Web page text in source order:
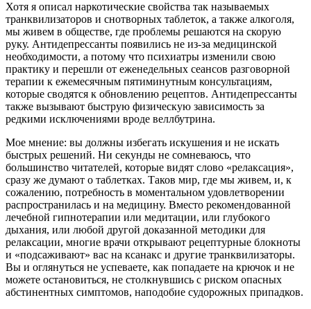
Хотя я описал наркотические свойства так называемых
транквилизаторов и снотворных таблеток, а также алкоголя,
мы живем в обществе, где проблемы решаются на скорую
руку. Антидепрессанты появились не из-за медицинской
необходимости, а потому что психиатры изменили свою
практику и перешли от еженедельных сеансов разговорной
терапии к ежемесячным пятиминутным консультациям,
которые сводятся к обновлению рецептов. Антидепрессанты
также вызывают быструю физическую зависимость за
редкими исключениями вроде веллбутрина.
Мое мнение: вы должны избегать искушения и не искать
быстрых решений. Ни секунды не сомневаюсь, что
большинство читателей, которые видят слово «релаксация»,
сразу же думают о таблетках. Таков мир, где мы живем, и, к
сожалению, потребность в моментальном удовлетворении
распространилась и на медицину. Вместо рекомендованной
лечебной гипнотерапии или медитации, или глубокого
дыхания, или любой другой доказанной методики для
релаксации, многие врачи открывают рецептурные блокноты
и «подсаживают» вас на ксанакс и другие транквилизаторы.
Вы и оглянуться не успеваете, как попадаете на крючок и не
можете остановиться, не столкнувшись с риском опасных
абстинентных симптомов, наподобие судорожных припадков.